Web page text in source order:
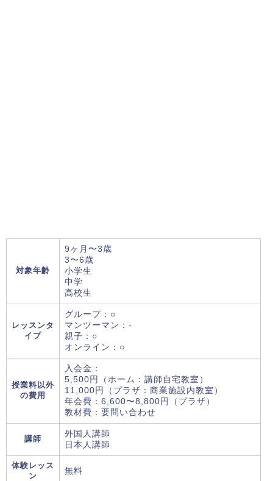
対象年齢
9ヶ月〜3歳
3〜6歳
小学生
中学
高校生
レッスンタ
イプ
グループ：○
マンツーマン：-
親子：○
オンライン：○
授業料以外
の費用
入会金：
5,500円（ホーム：講師自宅教室）
11,000円（プラザ：商業施設内教室）
年会費：6,600〜8,800円（プラザ）
教材費：要問い合わせ
講師
外国人講師
日本人講師
体験レッス
ン
無料